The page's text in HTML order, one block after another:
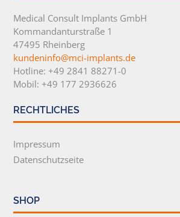
Medical Consult Implants GmbH
Kommandanturstraße 1
47495 Rheinberg
kundeninfo@mci-implants.de
Hotline: +49 2841 88271-0
Mobil: +49 177 2936626
RECHTLICHES
Impressum
Datenschutzseite
SHOP